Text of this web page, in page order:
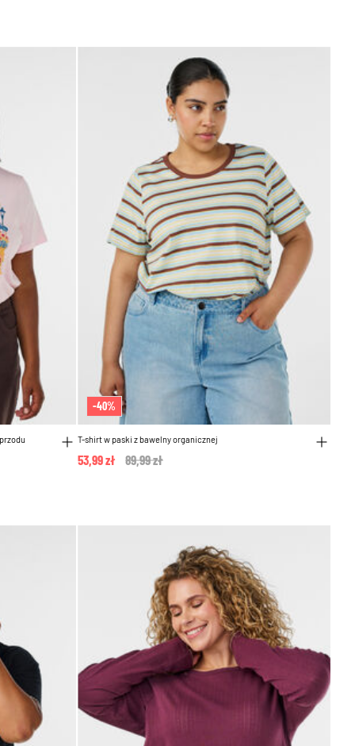
-40%
T-shirt w paski z bawelny organicznej
Price reduced from
89,99 zł
53,99 zł